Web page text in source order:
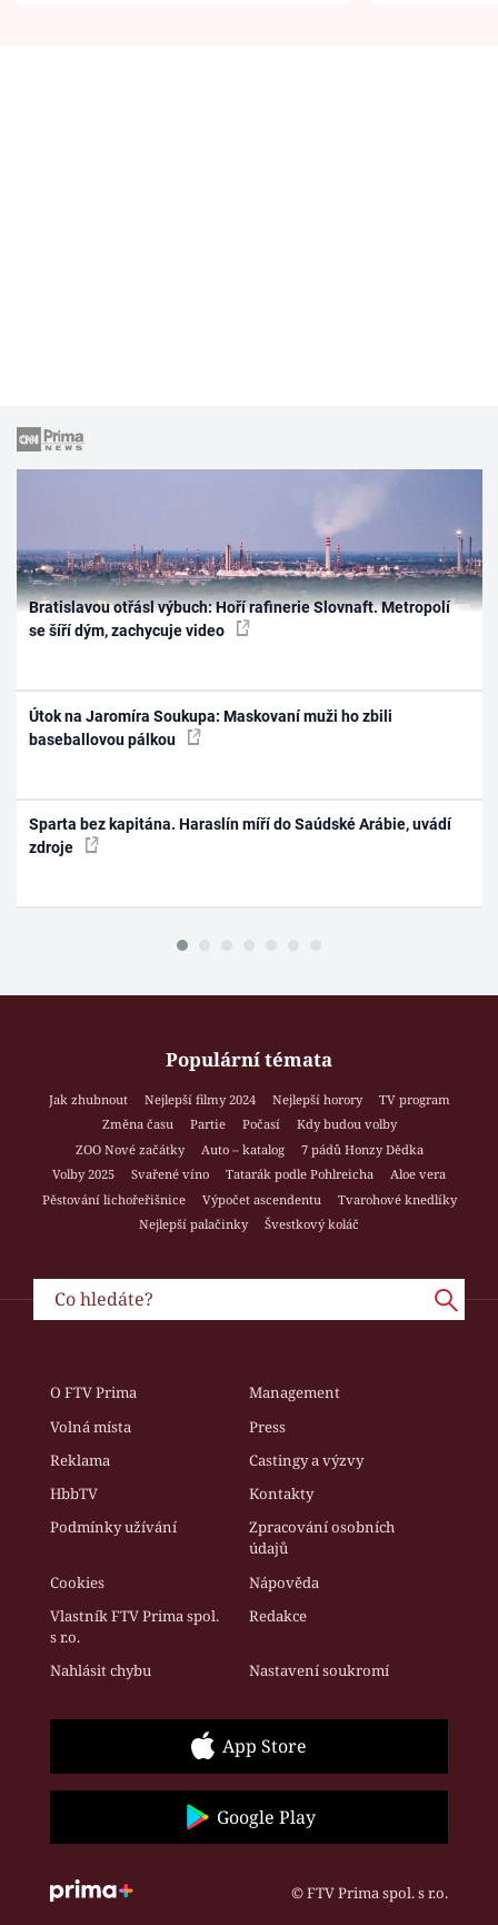
Bratislavou otřásl výbuch: Hoří rafinerie Slovnaft. Metropolí
se šíří dým, zachycuje video
Útok na Jaromíra Soukupa: Maskovaní muži ho zbili
baseballovou pálkou
Sparta bez kapitána. Haraslín míří do Saúdské Arábie, uvádí
zdroje
Populární témata
Jak zhubnout Nejlepší filmy 2024 Nejlepší horory
TV program
Změna času
Partie Počasí
Kdy budou volby
ZOO Nové začátky
Auto – katalog
7 pádů Honzy Dědka
Volby 2025
Svařené víno Tatarák podle Pohlreicha
Aloe vera
Pěstování lichořeřišnice
Výpočet ascendentu
Tvarohové knedlíky
Nejlepší palačinky
Švestkový koláč
O FTV Prima
Management
Volná místa
Press
Reklama
Castingy a výzvy
HbbTV
Kontakty
Podmínky užívání
Zpracování osobních
údajů
Cookies
Nápověda
Vlastník FTV Prima spol.
s r.o.
Redakce
Nahlásit chybu Nastavení soukromí
App Store
Google Play
© FTV Prima spol. s r.o.